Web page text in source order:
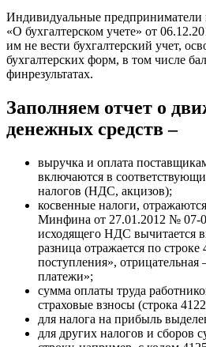
Индивидуальные предприниматели
«О бухгалтерском учете» от
им не вести бухгалтерский учет,
бухгалтерских форм, в том числе
финрезультатах.
Заполняем отчет о
денежных средств –
выручка и оплата
включаются в
налогов (НДС, акцизов);
косвенные налоги,
Минфина от 27.01.2012 № 07-
исходящего НДС вычитается
разница отражается по
поступления»,
платежи»;
сумма оплаты труда
страховые взносы (строка
для налога на прибыль
для других налогов и сборов